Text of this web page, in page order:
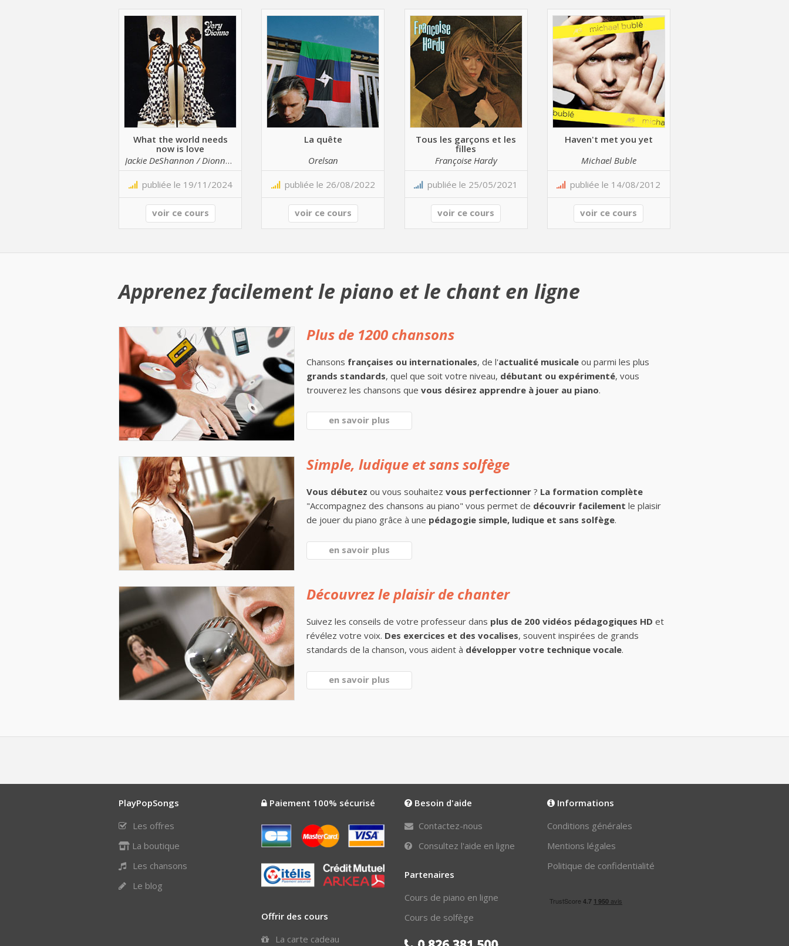
What the world needs
now is love
Jackie DeShannon / Dionne Warwick
publiée le 19/11/2024
voir ce cours
La quête
Orelsan
publiée le 26/08/2022
voir ce cours
Tous les garçons et les
filles
Françoise Hardy
publiée le 25/05/2021
voir ce cours
Haven't met you yet
Michael Buble
publiée le 14/08/2012
voir ce cours
Apprenez facilement le piano et le chant en ligne
Plus de 1200 chansons
Chansons françaises ou internationales, de l'actualité musicale ou parmi les plus
grands standards, quel que soit votre niveau, débutant ou expérimenté, vous
trouverez les chansons que vous désirez apprendre à jouer au piano.
en savoir plus
Simple, ludique et sans solfège
Vous débutez ou vous souhaitez vous perfectionner ? La formation complète
"Accompagnez des chansons au piano" vous permet de découvrir facilement le plaisir
de jouer du piano grâce à une pédagogie simple, ludique et sans solfège.
en savoir plus
Découvrez le plaisir de chanter
Suivez les conseils de votre professeur dans plus de 200 vidéos pédagogiques HD et
révélez votre voix. Des exercices et des vocalises, souvent inspirées de grands
standards de la chanson, vous aident à développer votre technique vocale.
en savoir plus
PlayPopSongs
Les offres
La boutique
Les chansons
Le blog
Paiement 100% sécurisé
Offrir des cours
La carte cadeau
Besoin d'aide
Contactez-nous
Consultez l'aide en ligne
Partenaires
Cours de piano en ligne
Cours de solfège
Informations
Conditions générales
Mentions légales
Politique de confidentialité